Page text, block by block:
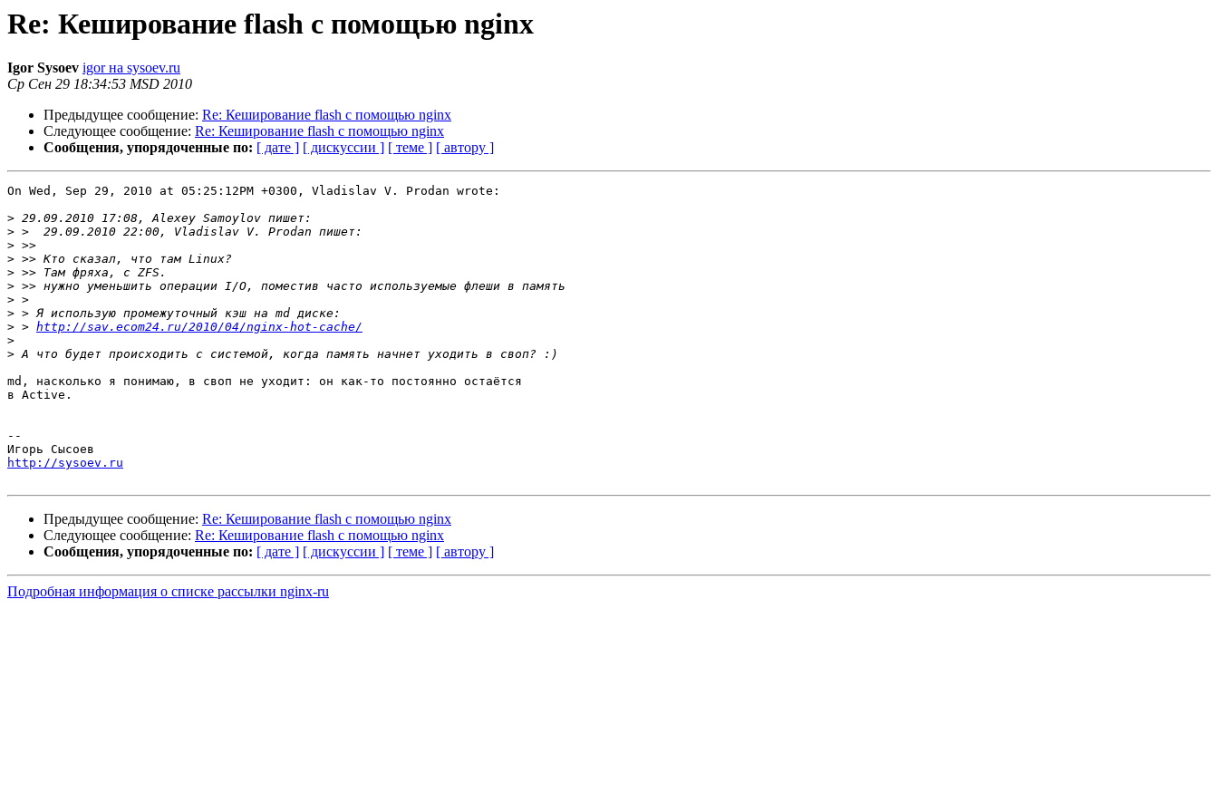
Re: Кеширование flash с помощью nginx
Igor Sysoev igor на sysoev.ru
Ср Сен 29 18:34:53 MSD 2010
Предыдущее сообщение: Re: Кеширование flash с помощью nginx
Следующее сообщение: Re: Кеширование flash с помощью nginx
Сообщения, упорядоченные по: [ дате ] [ дискуссии ] [ теме ] [ автору ]
On Wed, Sep 29, 2010 at 05:25:12PM +0300, Vladislav V. Prodan wrote:
>
>
>
>
>
>
>
>
> > http://sav.ecom24.ru/2010/04/nginx-hot-cache/
>
>
md, насколько я понимаю, в своп не уходит: он как-то постоянно остаётся
в Active.
--
http://sysoev.ru
Предыдущее сообщение: Re: Кеширование flash с помощью nginx
Следующее сообщение: Re: Кеширование flash с помощью nginx
Сообщения, упорядоченные по: [ дате ] [ дискуссии ] [ теме ] [ автору ]
Подробная информация о списке рассылки nginx-ru